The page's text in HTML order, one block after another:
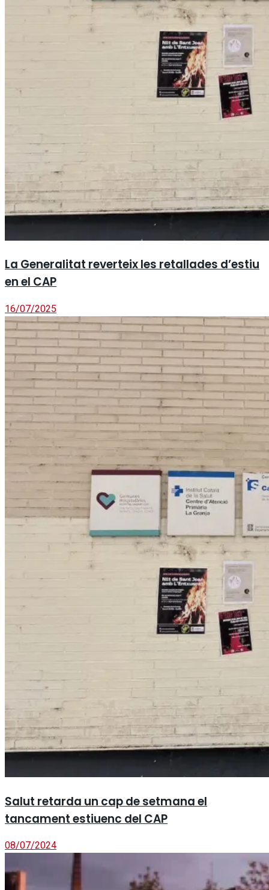
La Generalitat reverteix les retallades d’estiu
en el CAP
16/07/2025
Salut retarda un cap de setmana el
tancament estiuenc del CAP
08/07/2024